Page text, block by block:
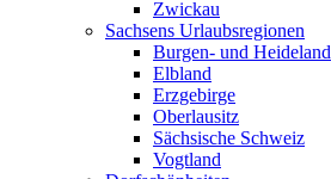
Zwickau
Sachsens Urlaubsregionen
Burgen- und Heideland
Elbland
Erzgebirge
Oberlausitz
Sächsische Schweiz
Vogtland